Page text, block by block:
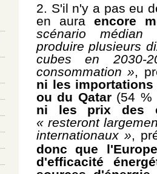
2. S'il n'y a pas eu
en aura encore
scénario
produire plusieurs
cubes en
consommation »,
ni les
ou du Qatar(54 %
ni les prix des
« resteront
internationaux »,
donc que
d'efficacité